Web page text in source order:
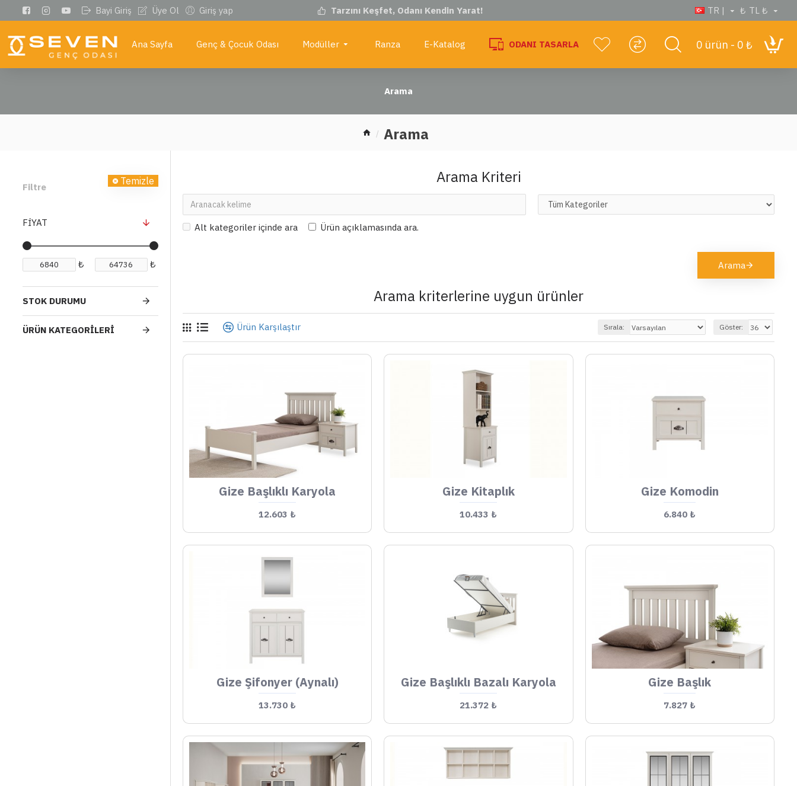
Bayi Giriş Üye Ol Giriş yap Tarzını Keşfet, Odanı Kendin Yarat! TR | ₺ TL ₺
Ana Sayfa Genç & Çocuk Odası Modüller Ranza E-Katalog ODANI TASARLA 0 ürün - 0 ₺
Arama
Arama
Filtre Temizle
FIYAT
₺ ₺
ÜRÜN KATEGORILERI
STOK DURUMU
Arama Kriteri
Alt kategoriler içinde ara Ürün açıklamasında ara.
Arama
Arama kriterlerine uygun ürünler
Ürün Karşılaştır Sırala: Göster:
Gize Başlıklı Karyola
12.603 ₺
Gize Kitaplık
10.433 ₺
Gize Komodin
6.840 ₺
Gize Şifonyer (Aynalı)
13.730 ₺
Gize Başlıklı Bazalı Karyola
21.372 ₺
Gize Başlık
7.827 ₺